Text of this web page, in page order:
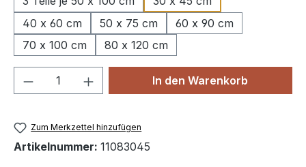
40 x 60 cm
50 x 75 cm
60 x 90 cm
70 x 100 cm
80 x 120 cm
Produkt Anzahl: Gib denIn den Warenkorb
Zum Merkzettel hinzufügen
Artikelnummer: 11083045